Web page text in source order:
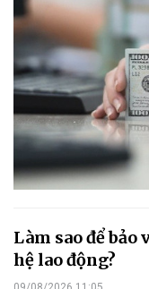
Làm sao để bảo
hệ lao động?